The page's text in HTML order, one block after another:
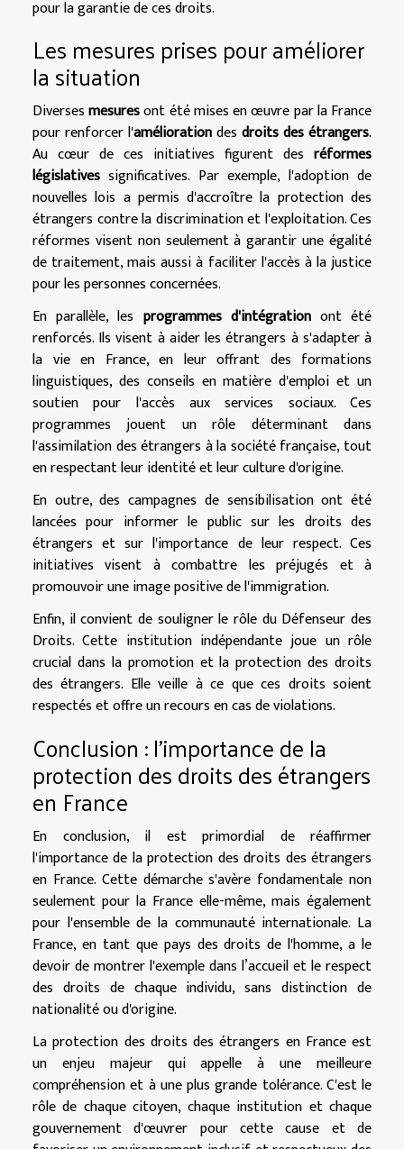
pour la garantie de ces droits.
Les mesures prises pour améliorer
la situation
Diversesmesuresont été mises en œuvre par la France
pour renforcer l'améliorationdes droits des étrangers.
Au cœur de ces initiatives figurent des réformes
législatives significatives. Par exemple, l'adoption de
nouvelles lois a permis d'accroître la protection des
étrangers contre la discrimination et l'exploitation. Ces
réformes visent non seulement à garantir une égalité
de traitement, mais aussi à faciliter l'accès à la justice
pour les personnes concernées.
En parallèle, les programmes d'intégrationont été
renforcés. Ils visent à aider les étrangers à s'adapter à
la vie en France, en leur offrant des formations
linguistiques, des conseils en matière d'emploi et un
soutien pour l'accès aux services sociaux. Ces
programmes jouent un rôle déterminant dans
l'assimilation des étrangers à la société française, tout
en respectant leur identité et leur culture d'origine.
En outre, des campagnes de sensibilisation ont été
lancées pour informer le public sur les droits des
étrangers et sur l'importance de leur respect. Ces
initiatives visent à combattre les préjugés et à
promouvoir une image positive de l'immigration.
Enfin, il convient de souligner le rôle du Défenseur des
Droits. Cette institution indépendante joue un rôle
crucial dans la promotion et la protection des droits
des étrangers. Elle veille à ce que ces droits soient
respectés et offre un recours en cas de violations.
Conclusion : l’importance de la
protection des droits des étrangers
en France
En conclusion, il est primordial de réaffirmer
l'importance de la protection des droits des étrangers
en France. Cette démarche s'avère fondamentale non
seulement pour la France elle-même, mais également
pour l'ensemble de la communauté internationale. La
France, en tant que pays des droits de l'homme, a le
devoir de montrer l'exemple dans l’accueil et le respect
des droits de chaque individu, sans distinction de
nationalité ou d'origine.
La protection des droits des étrangers en France est
un enjeu majeur qui appelle à une meilleure
compréhension et à une plus grande tolérance. C'est le
rôle de chaque citoyen, chaque institution et chaque
gouvernement d'œuvrer pour cette cause et de